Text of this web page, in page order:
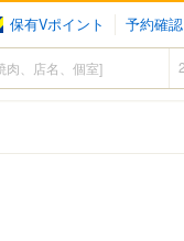
保有Vポイント 予約確認